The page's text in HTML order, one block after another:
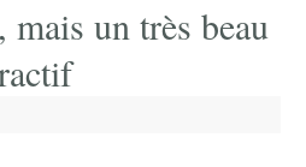
mais un très beau